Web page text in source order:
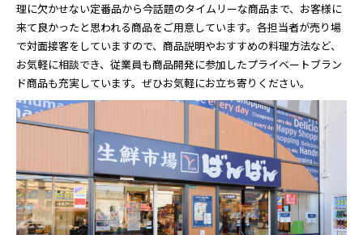
理に欠かせない定番品から今話題のタイムリーな商品まで、お客様に
来て良かったと思われる商品をご用意しています。各担当者が売り場
で対面接客をしていますので、商品説明やおすすめの料理方法など、
お気軽に相談でき、従業員も商品開発に参加したプライベートブラン
ド商品も充実しています。ぜひお気軽にお立ち寄りください。